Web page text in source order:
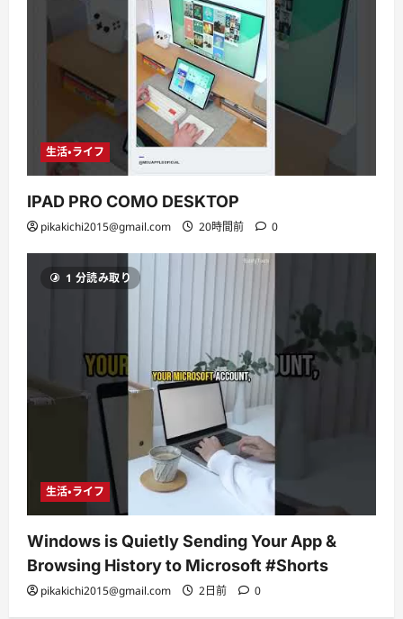
生活・ライフ
IPAD PRO COMO DESKTOP
pikakichi2015@gmail.com 20時間前 0
1 分読み取り
生活・ライフ
Windows is Quietly Sending Your App &
Browsing History to Microsoft #Shorts
pikakichi2015@gmail.com 2日前 0